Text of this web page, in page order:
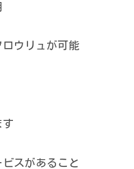
ウリュが可能
す
スがあること